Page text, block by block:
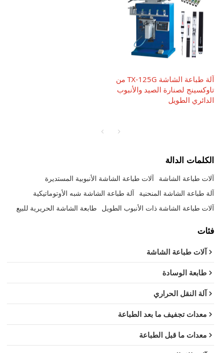
آلة طباعة الشاشة TX-125G من
تاوكسينج لصنارة الصيد والأنبوب
الدائري الطويل
الكلمات الدالة
آلات طباعة الشاشة
آلات طباعة الشاشة الأنبوبية المستديرة
آلة طباعة الشاشة المنحنية
آلة طباعة الشاشة شبه الأوتوماتيكية
آلات طباعة الشاشة ذات الأنبوب الطويل
طابعة الشاشة الحريرية للبيع
فئات
آلات طباعة الشاشة
طابعة الوسادة
آلة النقل الحراري
معدات تجفيف ما بعد الطباعة
معدات ما قبل الطباعة